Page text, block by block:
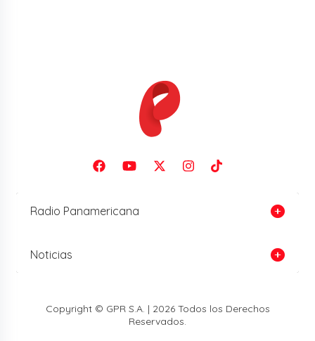
Radio Panamericana
Noticias
Copyright © GPR S.A. | 2026 Todos los Derechos
Reservados.